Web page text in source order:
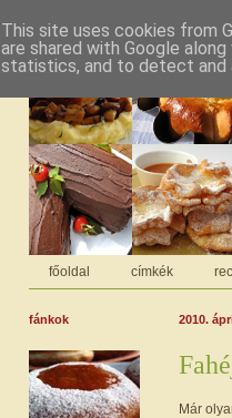
főoldal címkék
2010.
Már
fánkok
This site uses cookies from
are shared with Google
statistics, and to detect and